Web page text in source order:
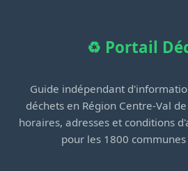
♻️ Portail
Guide indépendant
déchets en Région Centre-Val
horaires, adresses et conditions
pour les 1800